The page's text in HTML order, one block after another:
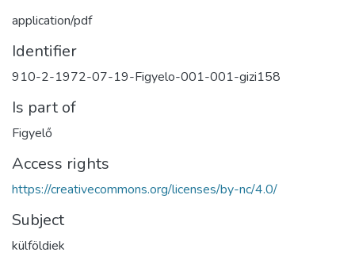
application/pdf
Identifier
910-2-1972-07-19-Figyelo-001-001-gizi158
Is part of
Figyelő
Access rights
https://creativecommons.org/licenses/by-nc/4.0/
Subject
külföldiek